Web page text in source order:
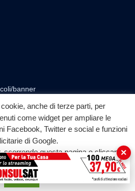
banner
◎ ▶
YouTube
- Tutti i diritti riservati
anche di terze parti, per
come widget per ampliare le
Facebook, Twitter e social e funzioni
di Google.
scorrendo questa pagina o cliccando
acconsenti all'uso dei cookie.
Accetta
×